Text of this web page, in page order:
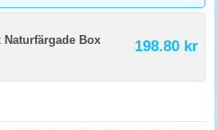
Box
198.80 kr